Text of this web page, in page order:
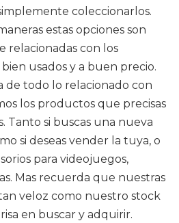
coleccionarlos.
estas opciones son
relacionadas con los
usados y a buen precio.
de todo lo relacionado con
los productos que precisas
Tanto si buscas una nueva
si deseas vender la tuya, o
para videojuegos,
Mas recuerda que nuestras
veloz como nuestro stock
en buscar y adquirir.